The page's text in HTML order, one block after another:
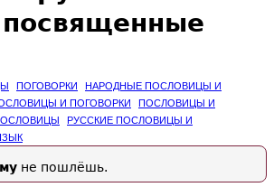
ПОГОВОРКИ
НАРОДНЫЕ ПОСЛОВИЦЫ И
И ПОГОВОРКИ
ПОСЛОВИЦЫ И
РУССКИЕ ПОСЛОВИЦЫ И
не пошлёшь.